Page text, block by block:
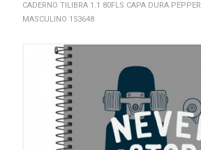
CADERNO TILIBRA 1.1 80FLS CAPA DURA PEPPER
MASCULINO 153648